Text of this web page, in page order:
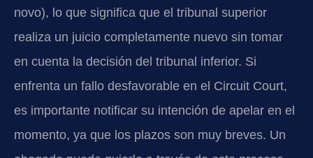
novo), lo que significa que el tribunal superior
realiza un juicio completamente nuevo sin tomar
en cuenta la decisión del tribunal inferior. Si
enfrenta un fallo desfavorable en el Circuit Court,
es importante notificar su intención de apelar en el
momento, ya que los plazos son muy breves. Un